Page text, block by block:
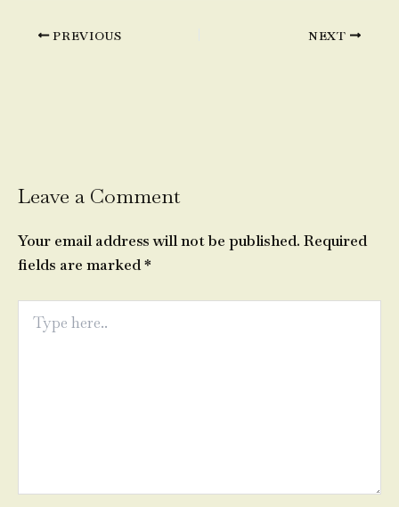
PREVIOUS NEXT
Leave a Comment
Your email address will not be published. Required
fields are marked*
here..